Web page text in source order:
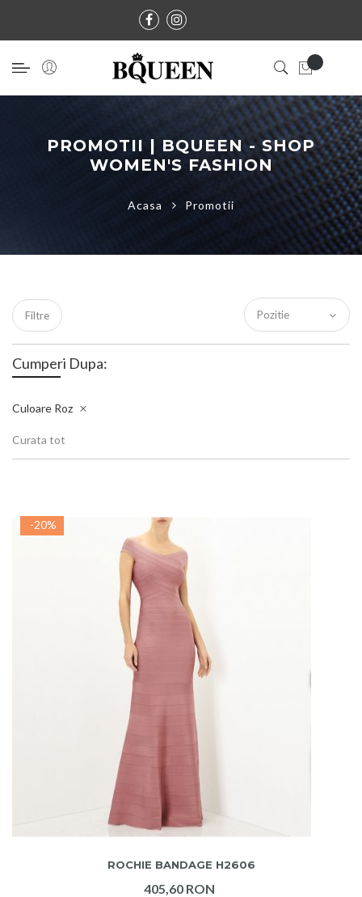
PROMOTII | BQUEEN - SHOP
WOMEN'S FASHION
Acasa Promotii
-20%
ADAUGA IN COS
ROCHIE BANDAGE H2606
405,60 RON
Filtre
Cumperi Dupa:
Culoare Roz
Curata tot